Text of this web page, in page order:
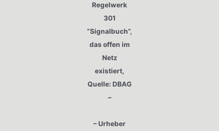
Regelwerk
301
“Signalbuch”,
das offen im
Netz
existiert,
Quelle: DBAG
–
– Urheber